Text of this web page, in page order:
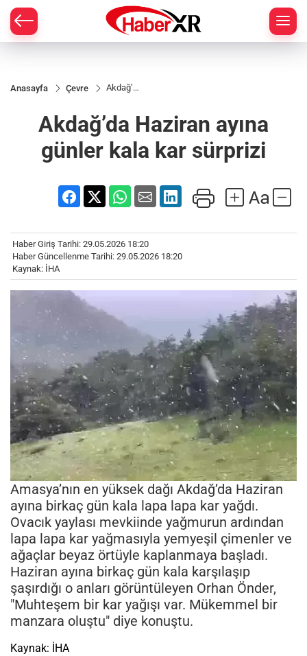
Anasayfa Çevre
Akdağ’da
günler
kala kar
sürprizi
Akdağ’da Haziran ayına
günler kala kar sürprizi
Haber Giriş Tarihi: 29.05.2026 18:20
Haber Güncellenme Tarihi: 29.05.2026 18:20
Kaynak: İHA
Amasya’nın en yüksek dağı Akdağ’da Haziran
ayına birkaç gün kala lapa lapa kar yağdı.
Ovacık yaylası mevkiinde yağmurun ardından
lapa lapa kar yağmasıyla yemyeşil çimenler ve
ağaçlar beyaz örtüyle kaplanmaya başladı.
Haziran ayına birkaç gün kala karşılaşıp
şaşırdığı o anları görüntüleyen Orhan Önder,
"Muhteşem bir kar yağışı var. Mükemmel bir
manzara oluştu" diye konuştu.
Kaynak: İHA